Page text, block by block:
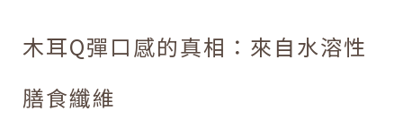
木耳Q彈口感的真相：來自水溶性
膳食纖維